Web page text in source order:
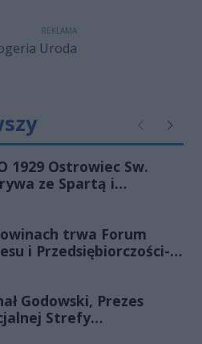
kierunku, ale różnych
Ma jeszcze miejsca na
REKLAMA
Poprzednie
1929 Ostrowiec Sw.
ze Spartą i
trwa Forum
i Przedsiębiorczości-
Godowski, Prezes
Strefy